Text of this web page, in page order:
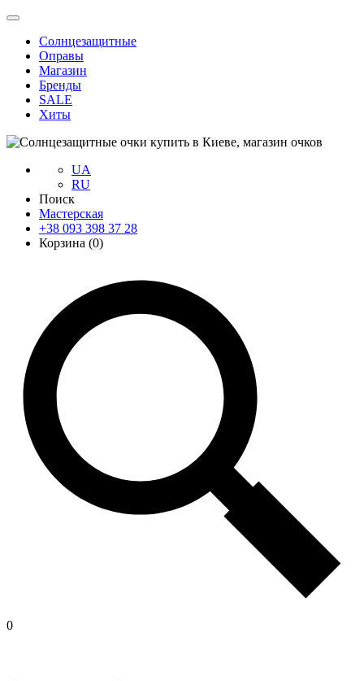
Солнцезащитные
Оправы
Магазин
Бренды
SALE
Хиты
UA
RU
Поиск
Мастерская
+38 093 398 37 28
Корзина (0)
0